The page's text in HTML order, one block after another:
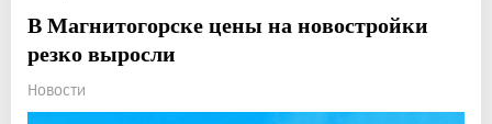
В Магнитогорске цены на новостройки
резко выросли
Новости